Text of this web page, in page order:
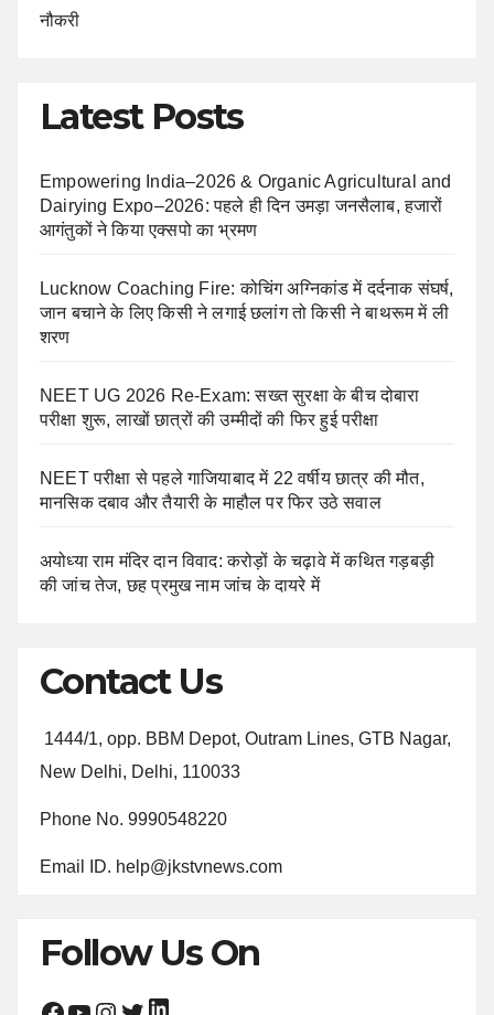
नौकरी
Latest Posts
Empowering India–2026 & Organic Agricultural and
Dairying Expo–2026: पहले ही दिन उमड़ा जनसैलाब, हजारों
आगंतुकों ने किया एक्सपो का भ्रमण
Lucknow Coaching Fire: कोचिंग अग्निकांड में दर्दनाक संघर्ष,
जान बचाने के लिए किसी ने लगाई छलांग तो किसी ने बाथरूम में ली
शरण
NEET UG 2026 Re-Exam: सख्त सुरक्षा के बीच दोबारा
परीक्षा शुरू, लाखों छात्रों की उम्मीदों की फिर हुई परीक्षा
NEET परीक्षा से पहले गाजियाबाद में 22 वर्षीय छात्र की मौत,
मानसिक दबाव और तैयारी के माहौल पर फिर उठे सवाल
अयोध्या राम मंदिर दान विवाद: करोड़ों के चढ़ावे में कथित गड़बड़ी
की जांच तेज, छह प्रमुख नाम जांच के दायरे में
Contact Us
1444/1, opp. BBM Depot, Outram Lines, GTB Nagar,
New Delhi, Delhi, 110033
Phone No. 9990548220
Email ID. help@jkstvnews.com
Follow Us On
LinkedIn